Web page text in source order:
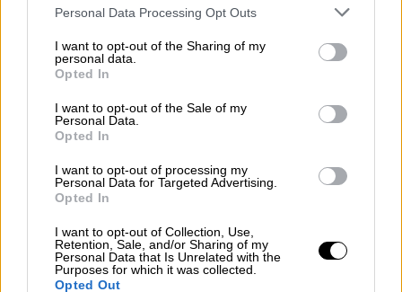
Please note that this website/app uses one or more Google
not limited to your visit or usage behaviour. You may click to
grant or deny consent to Google and its third-party tags to
use your data for below specified purposes in below Google
consent section.
Personal Data Processing Opt Outs
I want to opt-out of the Sharing of my
personal data.
Opted In
I want to opt-out of the Sale of my
Personal Data.
Opted In
I want to opt-out of processing my
Personal Data for Targeted Advertising.
Opted In
I want to opt-out of Collection, Use,
Retention, Sale, and/or Sharing of my
Personal Data that Is Unrelated with the
Purposes for which it was collected.
Opted Out
Κωφών για δύο λόγους:οπρώτος
είναι για
να συγχαρούμε τη διοίκηση αλλά και τους
εργαζόμενους για την πολύ σπουδαία
δουλειά η οποία γίνεται, ειδικά στα
ζητήματα της έγκαιρης διάγνωσης και της
έγκαιρης παρέμβασης παιδιών τα οποία
ώστε να καταστούν απολύτως
λειτουργικά όταν θα φθάσουν στο σημείο να
ενταχθούν στην εκπαίδευση», ανέφερε ο
πρωθυπουργός Κυριάκος Μητσοτάκης κατά
την επίσκεψή του στο Εθνικό Ίδρυμα